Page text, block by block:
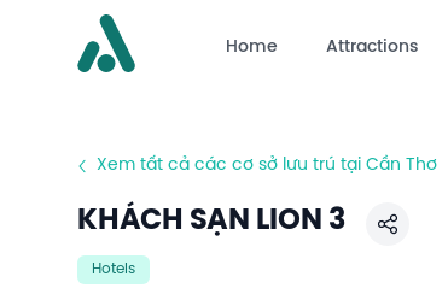
Home Attractions
Xem tất cả các cơ sở lưu trú tại Cần Thơ
KHÁCH SẠN LION 3 Chia sẻ
Hotels